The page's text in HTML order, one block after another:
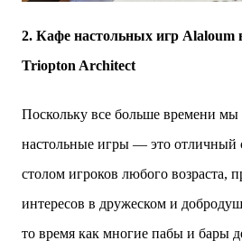
2. Кафе настольных игр Alaloum
Triopton Architect
Поскольку все больше времени
настольные игры — это отличный
столом игроков любого возраста,
интересов в дружеском и
то время как многие пабы и бары